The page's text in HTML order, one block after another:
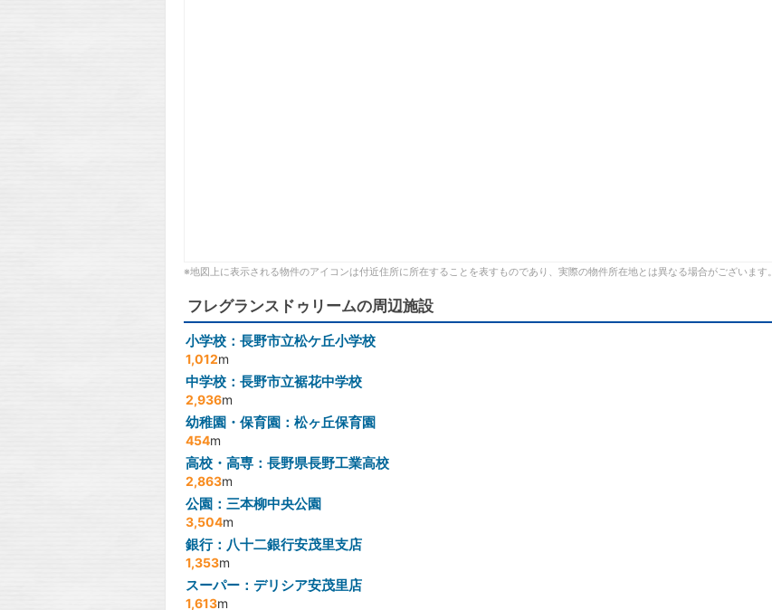
※地図上に表示される物件のアイコンは付近住所に所在することを表すものであり、実際の物件所在地とは異なる場合がございます。
フレグランスドゥリームの周辺施設
小学校：長野市立松ケ丘小学校
1,012m
中学校：長野市立裾花中学校
2,936m
幼稚園・保育園：松ヶ丘保育園
454m
高校・高専：長野県長野工業高校
2,863m
公園：三本柳中央公園
3,504m
銀行：八十二銀行安茂里支店
1,353m
スーパー：デリシア安茂里店
1,613m